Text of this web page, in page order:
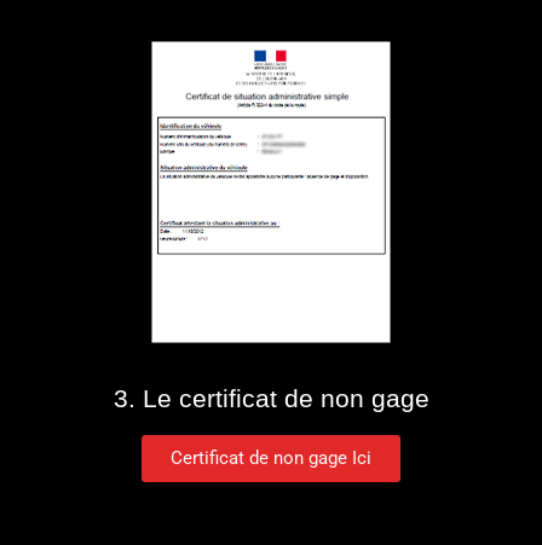
3. Le certificat de non gage
Certificat de non gage Ici